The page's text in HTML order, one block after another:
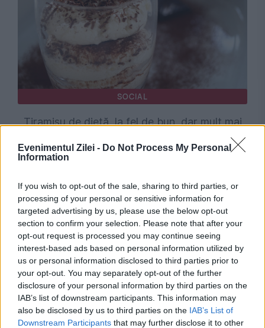
Evenimentul Zilei - Do Not Process My Personal
Information
If you wish to opt-out of the sale, sharing to third parties, or
processing of your personal or sensitive information for
targeted advertising by us, please use the below opt-out
section to confirm your selection. Please note that after your
opt-out request is processed you may continue seeing
interest-based ads based on personal information utilized by
us or personal information disclosed to third parties prior to
your opt-out. You may separately opt-out of the further
disclosure of your personal information by third parties on the
IAB’s list of downstream participants. This information may
also be disclosed by us to third parties on the IAB’s List of
Downstream Participants that may further disclose it to other
SOCIAL
⁠Tiramisu de dietă, la fel de bun, dar mult mai
sănătos
SOCIAL
Rinichii, printre primele organe afectate de